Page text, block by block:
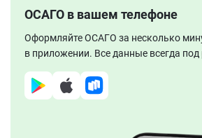
ОСАГО в вашем телефоне
Оформляйте ОСАГО за несколько
в приложении. Все данные всегда под